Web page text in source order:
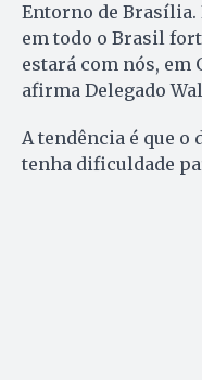
Entorno de Brasília.
em todo o Brasil
estará com nós, em
afirma Delegado
A tendência é que o
tenha dificuldade